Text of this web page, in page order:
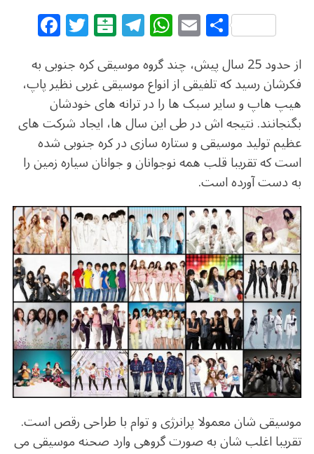
F
a
c
e
b
o
o
k
T
w
itt
e
r
B
al
at
ar
in
T
el
e
g
ra
m
W
h
at
s
A
p
p
E
m
ai
l
S
h
ar
e
از حدود 25 سال پیش، چند گروه موسیقی کره جنوبی به
فکرشان رسید که تلفیقی از انواع موسیقی غربی نظیر پاپ،
هیپ هاپ و سایر سبک ها را در ترانه های خودشان
بگنجانند. نتیجه اش در طی این سال ها، ایجاد شرکت های
عظیم تولید موسیقی و ستاره سازی در کره جنوبی شده
است که تقریبا قلب همه نوجوانان و جوانان سیاره زمین را
به دست آورده است.
موسیقی شان معمولا پرانرژی و توام با طراحی رقص است.
تقریبا اغلب شان به صورت گروهی وارد صحنه موسیقی می